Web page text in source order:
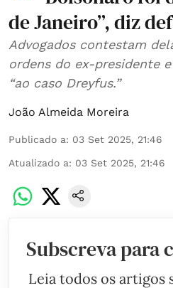
de Janeiro”, diz
Advogados contestam
ordens do ex-presidente
“ao caso Dreyfus.”
João Almeida Moreira
Publicado a: 03 Set 2025, 21:46
Atualizado a: 03 Set 2025, 21:46
Subscreva para
Leia todos os artigos